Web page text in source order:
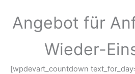
Angebot für
Wieder-
[wpdevart_countdown